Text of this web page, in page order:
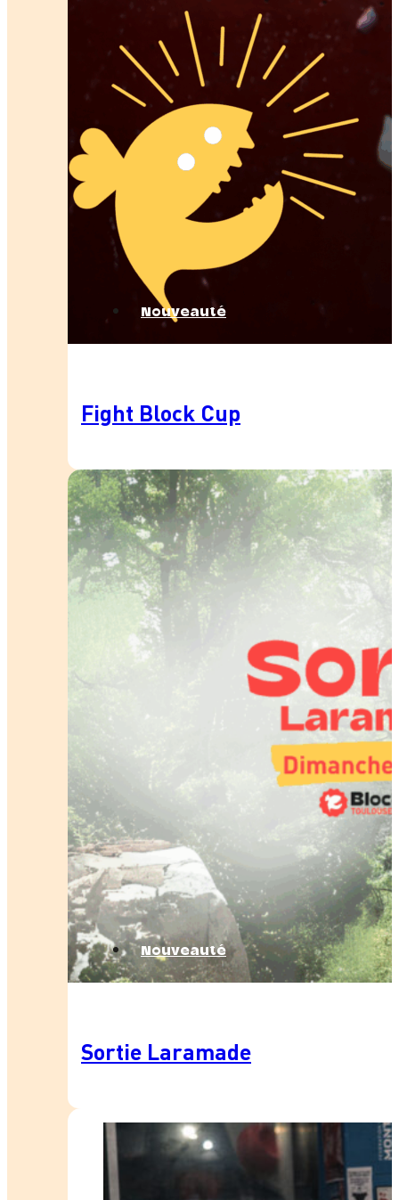
Nouveauté
Fight Block Cup
Nouveauté
Sortie Laramade